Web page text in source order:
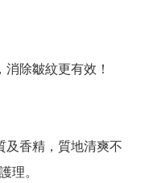
除皺紋更有效！
及香精，質地清爽不
理。